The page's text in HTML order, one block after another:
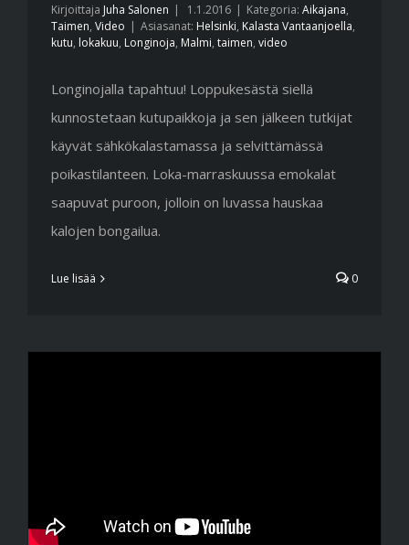
Kirjoittaja Juha Salonen | 1.1.2016 | Kategoria: Aikajana,
Taimen, Video | Asiasanat: Helsinki, Kalasta Vantaanjoella,
kutu, lokakuu, Longinoja, Malmi, taimen, video
Longinojalla tapahtuu! Loppukesästä siellä
kunnostetaan kutupaikkoja ja sen jälkeen tutkijat
käyvät sähkökalastamassa ja selvittämässä
poikastilanteen. Loka-marraskuussa emokalat
saapuvat puroon, jolloin on luvassa hauskaa
kalojen bongailua.
Lue lisää 0